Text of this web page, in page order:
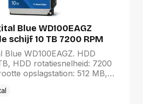
Blue WD100EAGZ
schijf 10 TB 7200 RPM
III
Blue WD100EAGZ. HDD
HDD rotatiesnelheid: 7200
opslagstation: 512 MB,